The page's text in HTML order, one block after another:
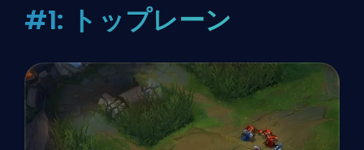
#1: トップレーン